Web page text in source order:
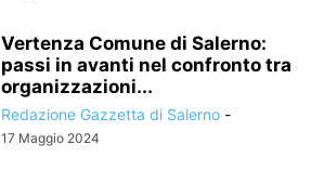
Vertenza Comune di Salerno:
passi in avanti nel confronto tra
organizzazioni...
Redazione Gazzetta di Salerno -
17 Maggio 2024